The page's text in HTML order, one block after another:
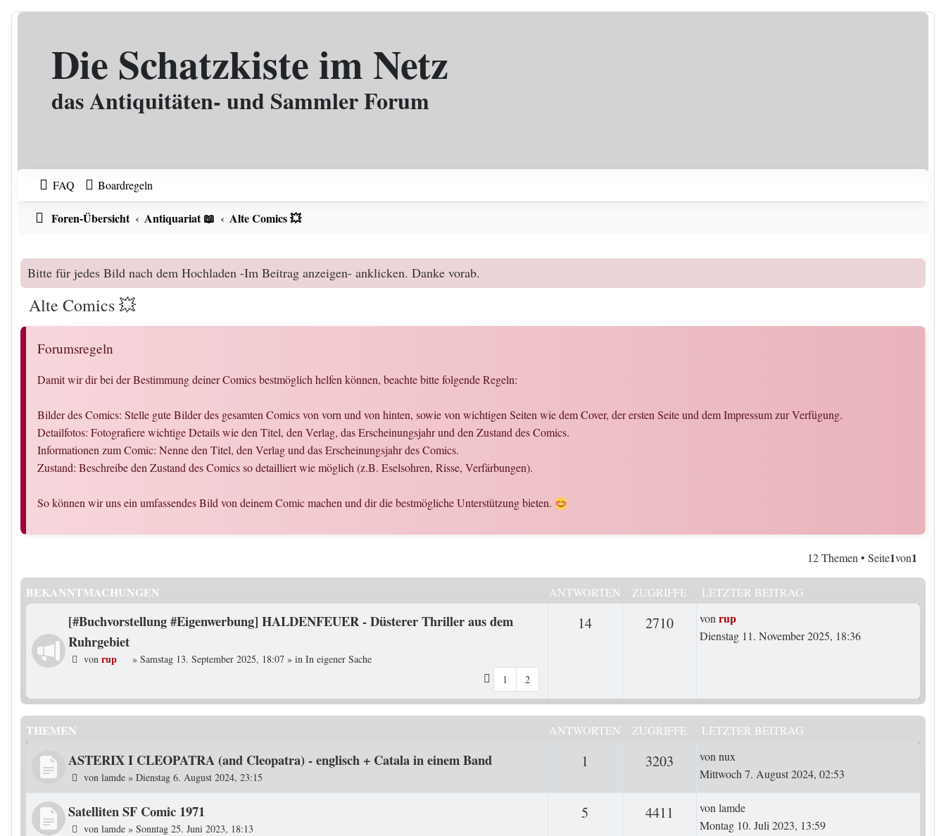
Zum Inhalt
Die Schatzkiste im Netz
das Antiquitäten- und Sammler Forum
FAQ Boardregeln
Foren-Übersicht Antiquariat 📖 Alte Comics 💥
Bitte für jedes Bild nach dem Hochladen -Im Beitrag anzeigen- anklicken. Danke vorab.
Alte Comics 💥
Forumsregeln
Damit wir dir bei der Bestimmung deiner Comics bestmöglich helfen können, beachte bitte folgende Regeln:
Bilder des Comics: Stelle gute Bilder des gesamten Comics von vorn und von hinten, sowie von wichtigen Seiten wie dem Cover, der ersten Seite und dem Impressum zur Verfügung.
Detailfotos: Fotografiere wichtige Details wie den Titel, den Verlag, das Erscheinungsjahr und den Zustand des Comics.
Informationen zum Comic: Nenne den Titel, den Verlag und das Erscheinungsjahr des Comics.
Zustand: Beschreibe den Zustand des Comics so detailliert wie möglich (z.B. Eselsohren, Risse, Verfärbungen).
So können wir uns ein umfassendes Bild von deinem Comic machen und dir die bestmögliche Unterstützung bieten.
12 Themen • Seite1von1
BEKANNTMACHUNGEN ANTWORTEN ZUGRIFFE LETZTER BEITRAG
[#Buchvorstellung #Eigenwerbung] HALDENFEUER - Düsterer Thriller aus dem
Ruhrgebiet
von rup » Samstag 13. September 2025, 18:07 » in In eigener Sache
1
2
14Antworten2710ZugriffeLetzter Beitrag
vonrup
Dienstag 11. November 2025, 18:36
THEMEN ANTWORTEN ZUGRIFFE LETZTER BEITRAG
ASTERIX I CLEOPATRA (and Cleopatra) - englisch + Catala in einem Band
von lamde » Dienstag 6. August 2024, 23:15
1 Antworten3203 ZugriffeLetzter Beitrag
vonnux
Mittwoch 7. August 2024, 02:53
Satelliten SF Comic 1971
von lamde » Sonntag 25. Juni 2023, 18:13
5 Antworten4411 ZugriffeLetzter Beitrag
vonlamde
Montag 10. Juli 2023, 13:59